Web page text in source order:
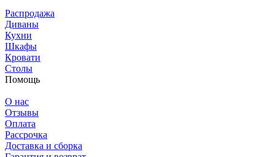
Распродажа
Диваны
Кухни
Шкафы
Кровати
Столы
Помощь
О нас
Отзывы
Оплата
Рассрочка
Доставка и сборка